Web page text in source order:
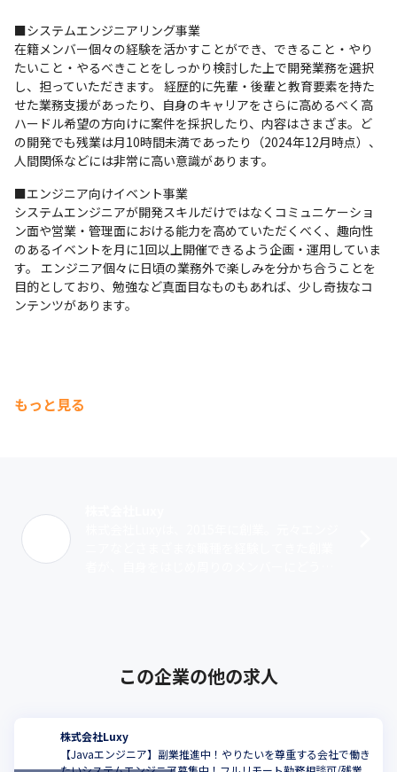
■システムエンジニアリング事業
在籍メンバー個々の経験を活かすことができ、できること・やり
たいこと・やるべきことをしっかり検討した上で開発業務を選択
し、担っていただきます。 経歴的に先輩・後輩と教育要素を持た
せた業務支援があったり、自身のキャリアをさらに高めるべく高
ハードル希望の方向けに案件を採択したり、内容はさまざま。ど
の開発でも残業は月10時間未満であったり（2024年12月時点）、
人間関係などには非常に高い意識があります。
■エンジニア向けイベント事業
システムエンジニアが開発スキルだけではなくコミュニケーショ
ン面や営業・管理面における能力を高めていただくべく、趣向性
のあるイベントを月に1回以上開催できるよう企画・運用していま
す。 エンジニア個々に日頃の業務外で楽しみを分かち合うことを
目的としており、勉強など真面目なものもあれば、少し奇抜なコ
ンテンツがあります。
もっと見る
この企業の他の求人
株式会社Luxy
【Javaエンジニア】副業推進中！やりたいを尊重する会社で働き